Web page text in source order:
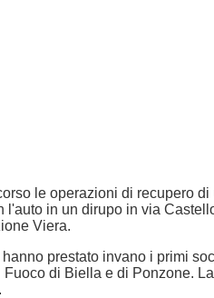
le operazioni di recupero
l'auto in un dirupo in via
Viera.
hanno prestato invano i primi
di Biella e di Ponzone.